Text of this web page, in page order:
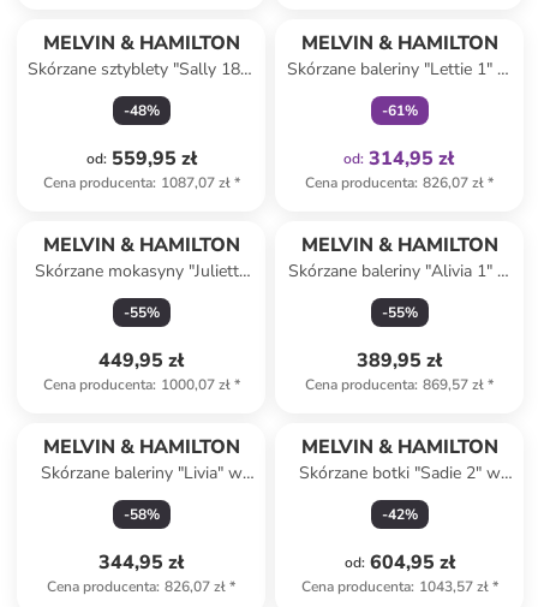
MELVIN & HAMILTON
Skórzane sztyblety "Sally 186"
w kolorze bordowym
-48%
od: 559,95 zł
Cena producenta: 1087,07 zł*
MELVIN & HAMILTON
Skórzane baleriny "Lettie 1" w
kolorze czarnym
-61%
od: 314,95 zł
Cena producenta: 826,07 zł*
MELVIN & HAMILTON
Skórzane mokasyny "Julietta
7" w kolorze ciemnozielonym
-55%
449,95 zł
Cena producenta: 1000,07 zł*
MELVIN & HAMILTON
Skórzane baleriny "Alivia 1" w
kolorze srebrnym
-55%
389,95 zł
Cena producenta: 869,57 zł*
MELVIN & HAMILTON
Skórzane baleriny "Livia" w
kolorze czarnym
-58%
344,95 zł
Cena producenta: 826,07 zł*
MELVIN & HAMILTON
Skórzane botki "Sadie 2" w
kolorze czarnym
-42%
od: 604,95 zł
Cena producenta: 1043,57 zł*